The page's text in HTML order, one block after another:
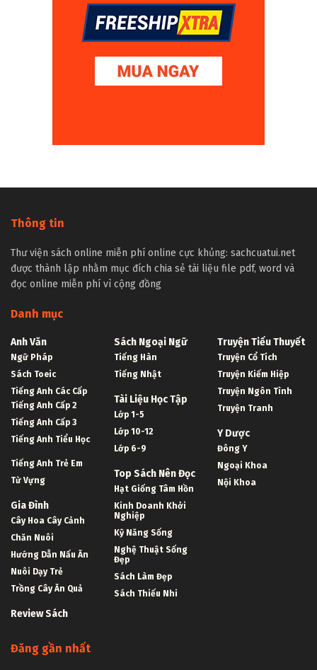
Thông tin
Thư viện sách online miễn phí online cực khủng: sachcuatui.net
được thành lập nhằm mục đích chia sẻ tài liệu file pdf, word và
đọc online miễn phí vì cộng đồng
Danh mục
Anh Văn
Ngữ Pháp
Sách Toeic
Tiếng Anh Các Cấp
Tiếng Anh Cấp 2
Tiếng Anh Cấp 3
Tiếng Anh Tiểu Học
Tiếng Anh Trẻ Em
Từ Vựng
Gia Đình
Cây Hoa Cây Cảnh
Chăn Nuôi
Hướng Dẫn Nấu Ăn
Nuôi Dạy Trẻ
Trồng Cây Ăn Quả
Review Sách
Sách Ngoại Ngữ
Tiếng Hàn
Tiếng Nhật
Tài Liệu Học Tập
Lớp 1-5
Lớp 10-12
Lớp 6-9
Top Sách Nên Đọc
Hạt Giống Tâm Hồn
Kinh Doanh Khởi
Nghiệp
Kỹ Năng Sống
Nghệ Thuật Sống
Đẹp
Sách Làm Đẹp
Sách Thiếu Nhi
Truyện Tiểu Thuyết
Truyện Cổ Tích
Truyện Kiếm Hiệp
Truyện Ngôn Tình
Truyện Tranh
Y Dược
Đông Y
Ngoại Khoa
Nội Khoa
Đăng gần nhất